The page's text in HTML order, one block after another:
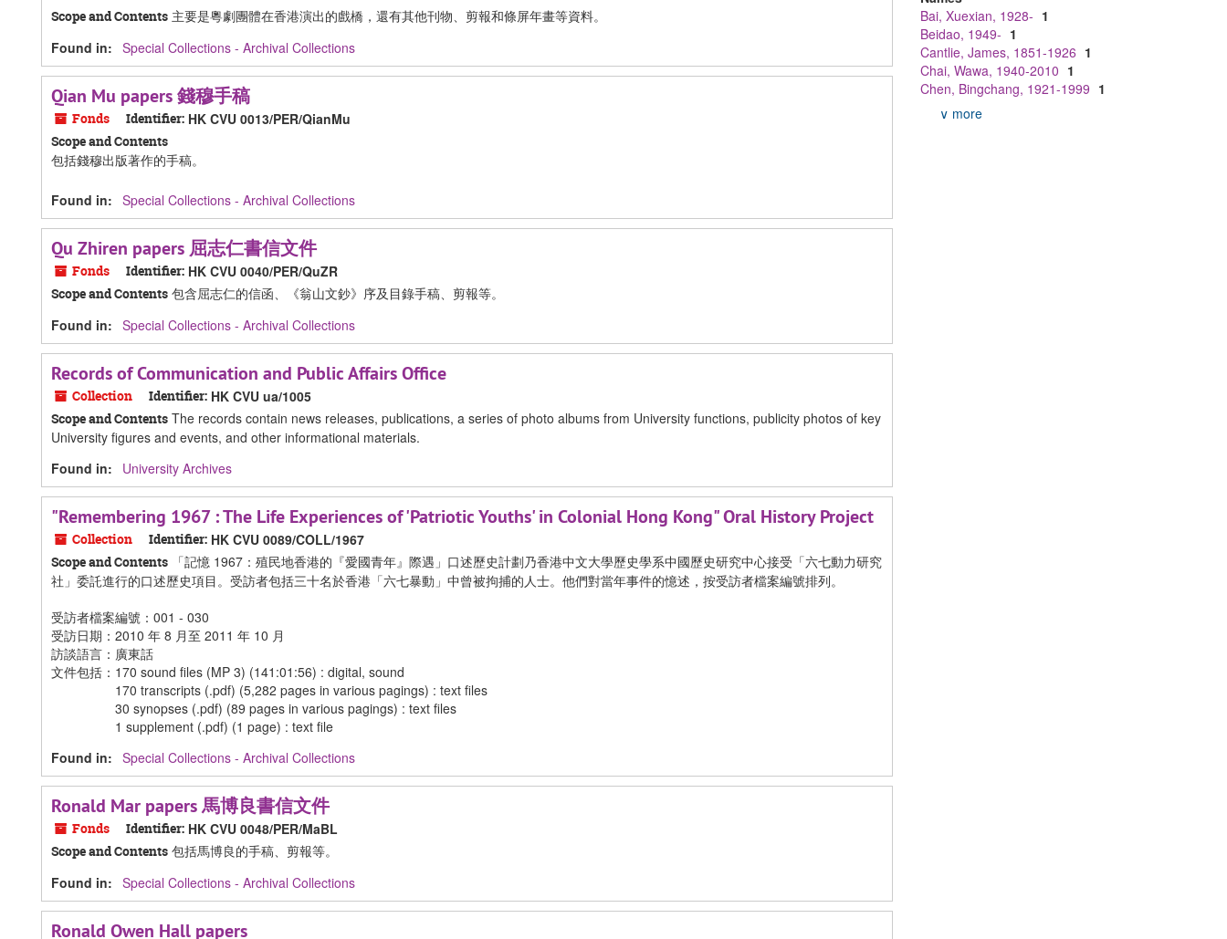
Scope and Contents 主要是粵劇團體在香港演出的戲橋，還有其他刊物、剪報和條屏年畫等資料。
Found in: Special Collections - Archival Collections
Qian Mu papers 錢穆手稿
Fonds Identifier: HK CVU 0013/PER/QianMu
Scope and Contents
包括錢穆出版著作的手稿。
Found in: Special Collections - Archival Collections
Qu Zhiren papers 屈志仁書信文件
Fonds Identifier: HK CVU 0040/PER/QuZR
Scope and Contents 包含屈志仁的信函、《翁山文鈔》序及目錄手稿、剪報等。
Found in: Special Collections - Archival Collections
Records of Communication and Public Affairs Office
Collection Identifier: HK CVU ua/1005
Scope and Contents The records contain news releases, publications, a series of photo albums from University functions, publicity photos of key
University figures and events, and other informational materials.
Found in:
University Archives
"Remembering 1967 : The Life Experiences of 'Patriotic Youths' in Colonial Hong Kong" Oral History Project
Collection Identifier: HK CVU 0089/COLL/1967
Scope and Contents 「記憶 1967：殖民地香港的『愛國青年』際遇」口述歷史計劃乃香港中文大學歷史學系中國歷史研究中心接受「六七動力研究
社」委託進行的口述歷史項目。受訪者包括三十名於香港「六七暴動」中曾被拘捕的人士。他們對當年事件的憶述，按受訪者檔案編號排列。
受訪者檔案編號：001 - 030
受訪日期：2010 年 8 月至 2011 年 10 月
訪談語言：廣東話
文件包括：170 sound files (MP 3) (141:01:56) : digital, sound
170 transcripts (.pdf) (5,282 pages in various pagings) : text files
30 synopses (.pdf) (89 pages in various pagings) : text files
1 supplement (.pdf) (1 page) : text file
Found in: Special Collections - Archival Collections
Ronald Mar papers 馬博良書信文件
Fonds Identifier: HK CVU 0048/PER/MaBL
Scope and Contents 包括馬博良的手稿、剪報等。
Found in: Special Collections - Archival Collections
Ronald Owen Hall papers
Bai, Xuexian, 1928- 1
Beidao, 1949- 1
Cantlie, James, 1851-1926 1
Chai, Wawa, 1940-2010 1
Chen, Bingchang, 1921-1999 1
∨ more